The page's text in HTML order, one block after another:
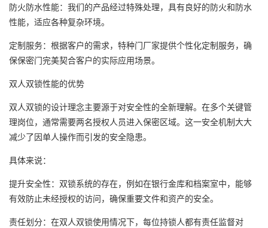
防火防水性能：我们的产品经过特殊处理，具有良好的防火和防水
性能，适应各种复杂环境。
定制服务：根据客户的需求，特种门厂家提供个性化定制服务，确
保保密门完美契合客户的实际应用场景。
双人双锁性能的优势
双人双锁的设计理念主要源于对安全性的全新理解。在多个关键管
理岗位，通常需要两名授权人员进入保密区域。这一安全机制大大
减少了因单人操作而引发的安全隐患。
具体来说：
提升安全性：双锁系统的存在，例如在银行金库和档案室中，能够
有效防止未经授权的访问，确保重要文件和资产的安全。
责任划分：在双人双锁使用情况下，每位持锁人都有责任监督对